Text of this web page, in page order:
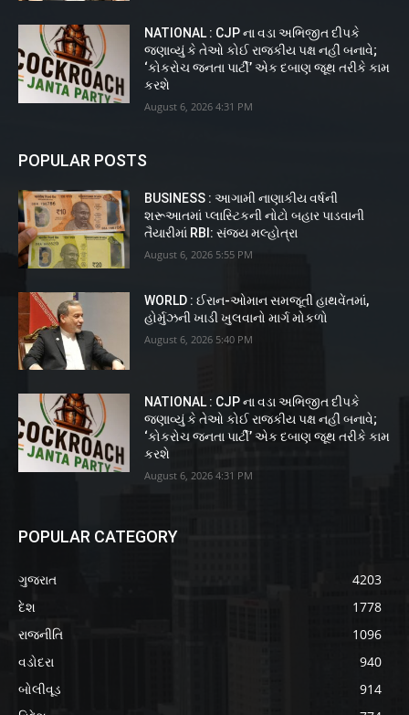
NATIONAL : CJP ના વડા અભિજીત દીપકે
જણાવ્યું કે તેઓ કોઈ રાજકીય પક્ષ નહીં બનાવે;
‘કોકરોચ જનતા પાર્ટી’ એક દબાણ જૂથ તરીકે કામ
કરશે
August 6, 2026 4:31 PM
POPULAR POSTS
BUSINESS : આગામી નાણાકીય વર્ષની
શરૂઆતમાં પ્લાસ્ટિકની નોટો બહાર પાડવાની
તૈયારીમાં RBI: સંજય મલ્હોત્રા
August 6, 2026 5:55 PM
WORLD : ઈરાન-ઓમાન સમજૂતી હાથવેંતમાં,
હોર્મુઝની ખાડી ખુલવાનો માર્ગ મોકળો
August 6, 2026 5:40 PM
NATIONAL : CJP ના વડા અભિજીત દીપકે
જણાવ્યું કે તેઓ કોઈ રાજકીય પક્ષ નહીં બનાવે;
‘કોકરોચ જનતા પાર્ટી’ એક દબાણ જૂથ તરીકે કામ
કરશે
August 6, 2026 4:31 PM
POPULAR CATEGORY
ગુજરાત
4203
દેશ
1778
રાજનીતિ
1096
વડોદરા
940
બોલીવૂડ
914